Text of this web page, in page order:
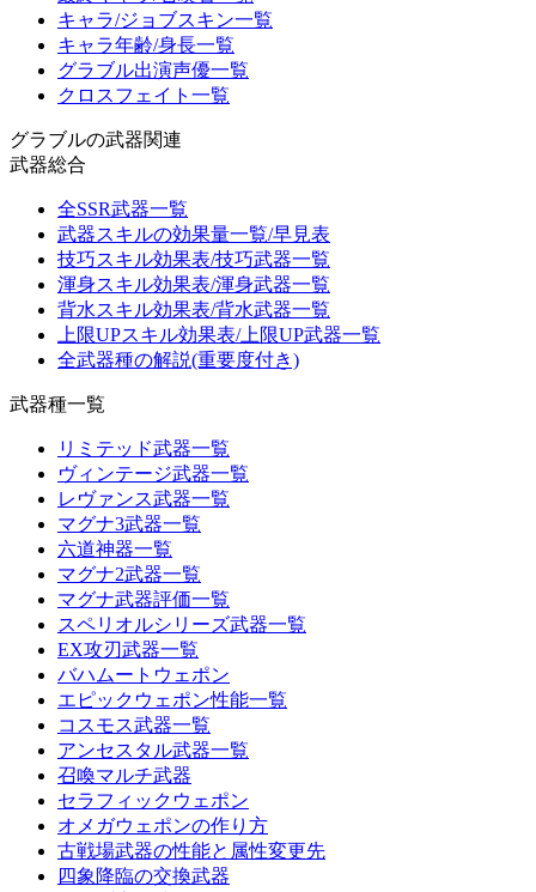
キャラ/ジョブスキン一覧
キャラ年齢/身長一覧
グラブル出演声優一覧
クロスフェイト一覧
グラブルの武器関連
武器総合
全SSR武器一覧
武器スキルの効果量一覧/早見表
技巧スキル効果表/技巧武器一覧
渾身スキル効果表/渾身武器一覧
背水スキル効果表/背水武器一覧
上限UPスキル効果表/上限UP武器一覧
全武器種の解説(重要度付き)
武器種一覧
リミテッド武器一覧
ヴィンテージ武器一覧
レヴァンス武器一覧
マグナ3武器一覧
六道神器一覧
マグナ2武器一覧
マグナ武器評価一覧
スペリオルシリーズ武器一覧
EX攻刃武器一覧
バハムートウェポン
エピックウェポン性能一覧
コスモス武器一覧
アンセスタル武器一覧
召喚マルチ武器
セラフィックウェポン
オメガウェポンの作り方
古戦場武器の性能と属性変更先
四象降臨の交換武器